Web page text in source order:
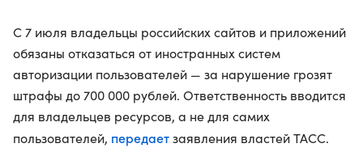
С 7 июля владельцы российских сайтов и приложений
обязаны отказаться от иностранных систем
авторизации пользователей — за нарушение грозят
штрафы до 700 000 рублей. Ответственность вводится
для владельцев ресурсов, а не для самих
пользователей, передаетзаявления властей ТАСС.